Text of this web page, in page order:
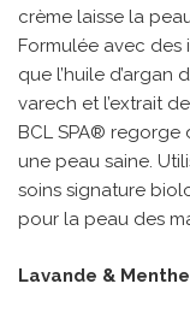
crème laisse la
Formulée avec
que l’huile d’argan
varech et l’extrait
BCL SPA® regorge
une peau saine.
soins signature
pour la peau des
Lavande & Menthe